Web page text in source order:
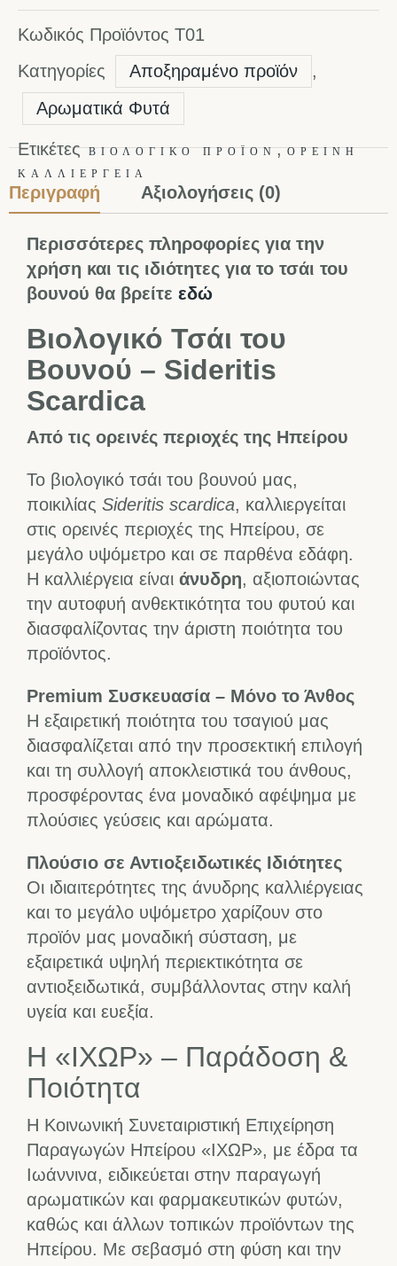
Κωδικός Προϊόντος T01
Κατηγορίες
Αποξηραμένο προϊόν
,
Αρωματικά Φυτά
Ετικέτες ΒΙΟΛΟΓΙΚΌ ΠΡΟΪΌΝ,ΟΡΕΙΝΉ
ΚΑΛΛΙΈΡΓΕΙΑ
Περιγραφή Αξιολογήσεις (0)
Περισσότερες πληροφορίες για την
χρήση και τις ιδιότητες για το τσάι του
βουνού θα βρείτε εδώ
Βιολογικό Τσάι του
Βουνού – Sideritis
Scardica
Από τις ορεινές περιοχές της Ηπείρου
Το βιολογικό τσάι του βουνού μας,
ποικιλίας Sideritis scardica, καλλιεργείται
στις ορεινές περιοχές της Ηπείρου, σε
μεγάλο υψόμετρο και σε παρθένα εδάφη.
Η καλλιέργεια είναι άνυδρη, αξιοποιώντας
την αυτοφυή ανθεκτικότητα του φυτού και
διασφαλίζοντας την άριστη ποιότητα του
προϊόντος.
Premium Συσκευασία – Μόνο το Άνθος
Η εξαιρετική ποιότητα του τσαγιού μας
διασφαλίζεται από την προσεκτική επιλογή
και τη συλλογή αποκλειστικά του άνθους,
προσφέροντας ένα μοναδικό αφέψημα με
πλούσιες γεύσεις και αρώματα.
Πλούσιο σε Αντιοξειδωτικές Ιδιότητες
Οι ιδιαιτερότητες της άνυδρης καλλιέργειας
και το μεγάλο υψόμετρο χαρίζουν στο
προϊόν μας μοναδική σύσταση, με
εξαιρετικά υψηλή περιεκτικότητα σε
αντιοξειδωτικά, συμβάλλοντας στην καλή
υγεία και ευεξία.
Η «ΙΧΩΡ» – Παράδοση &
Ποιότητα
Η Κοινωνική Συνεταιριστική Επιχείρηση
Παραγωγών Ηπείρου «ΙΧΩΡ», με έδρα τα
Ιωάννινα, ειδικεύεται στην παραγωγή
αρωματικών και φαρμακευτικών φυτών,
καθώς και άλλων τοπικών προϊόντων της
Ηπείρου. Με σεβασμό στη φύση και την